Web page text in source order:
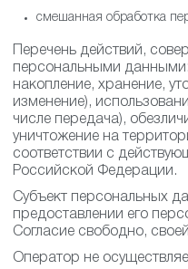
управления базами
Перечень действий,
персональными данными:
накопление, хранение,
изменение),
числе передача),
уничтожение на
соответствии с
Российской Федерации.
Субъект персональных
предоставлении его
Согласие свободно,